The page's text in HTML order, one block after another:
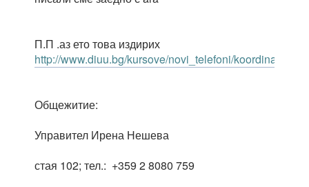
П.П .аз ето това издирих
http://www.diuu.bg/kursove/novi_telefoni/koordinati.htm
Общежитие:
Управител Ирена Нешева
стая 102; тел.: +359 2 8080 759